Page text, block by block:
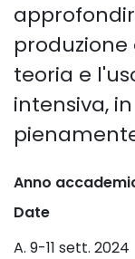
produzione
teoria e
intensiva,
Anno
Date
A. 9-11 sett. 2024